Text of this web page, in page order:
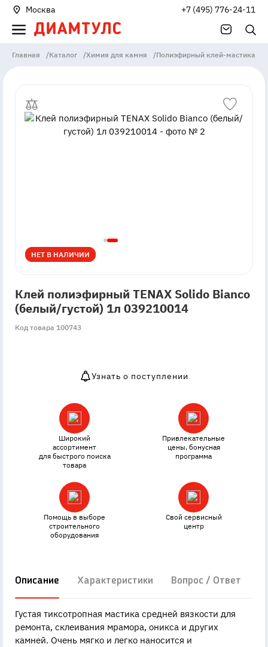
Москва +7 (495) 776-24-11
Главная /Каталог /Химия для камня /Полиэфирный клей-мастика
НЕТ В НАЛИЧИИ
НЕТ В НАЛИЧИИ
Клей полиэфирный TENAX Solido Bianco
(белый/густой) 1л 039210014
Код товара 100743
Узнать о поступлении
Широкий
ассортимент
для быстрого поиска
товара
Привлекательные
цены, бонусная
программа
Помощь в выборе
строительного
оборудования
Свой сервисный
центр
Описание Характеристики Вопрос / Ответ
Густая тиксотропная мастика средней вязкости для
ремонта, склеивания мрамора, оникса и других
камней. Очень мягко и легко наносится и